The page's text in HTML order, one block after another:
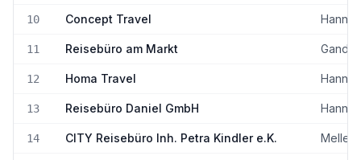
10 Concept Travel
11 Reisebüro am Markt
12 Homa Travel
13 Reisebüro Daniel GmbH
14 CITY Reisebüro Inh. Petra Kindler e.K. Melle